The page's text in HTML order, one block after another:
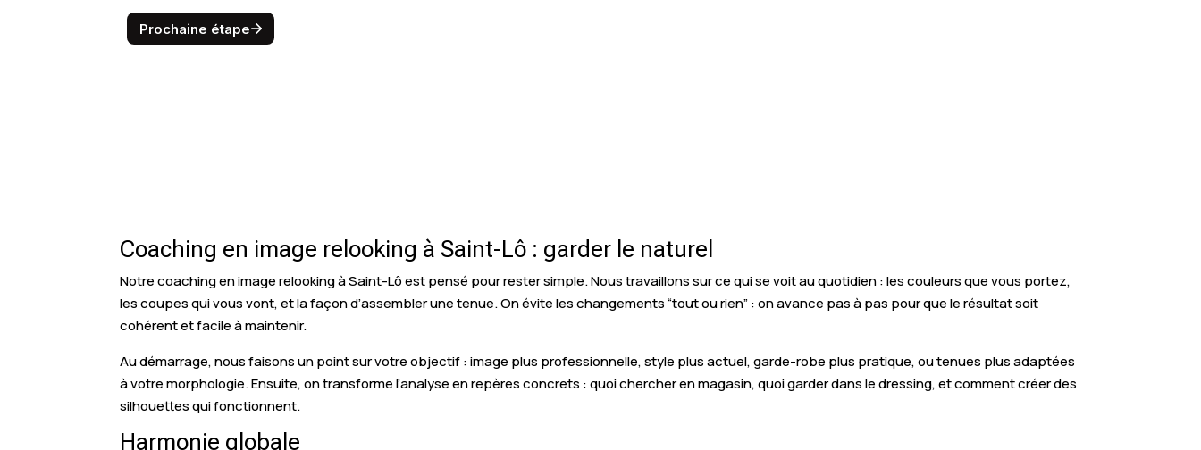
Coaching en image relooking à Saint-Lô : garder le naturel
Notre coaching en image relooking à Saint-Lô est pensé pour rester simple. Nous travaillons sur ce qui se voit au quotidien : les couleurs que vous portez,
les coupes qui vous vont, et la façon d’assembler une tenue. On évite les changements “tout ou rien” : on avance pas à pas pour que le résultat soit
cohérent et facile à maintenir.
Au démarrage, nous faisons un point sur votre objectif : image plus professionnelle, style plus actuel, garde-robe plus pratique, ou tenues plus adaptées
à votre morphologie. Ensuite, on transforme l’analyse en repères concrets : quoi chercher en magasin, quoi garder dans le dressing, et comment créer des
silhouettes qui fonctionnent.
Harmonie globale